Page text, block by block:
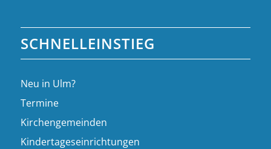
SCHNELLEINSTIEG
Neu in Ulm?
Termine
Kirchengemeinden
Kindertageseinrichtungen